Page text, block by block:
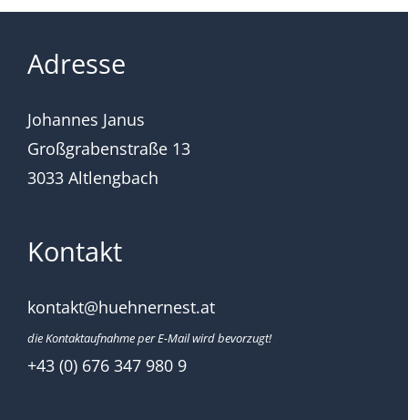
Adresse
Johannes Janus
Großgrabenstraße 13
3033 Altlengbach
Kontakt
kontakt@huehnernest.at
die Kontaktaufnahme per E-Mail wird bevorzugt!
+43 (0) 676 347 980 9